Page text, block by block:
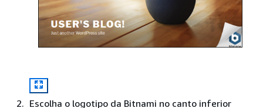
Escolha o logotipo da Bitnami no canto inferior